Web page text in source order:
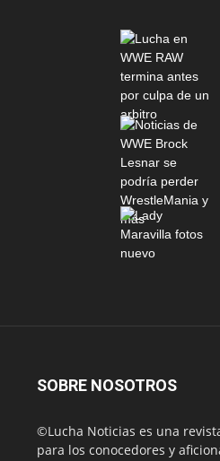
SOBRE NOSOTROS
©Lucha Noticias es una
para los conocedores y